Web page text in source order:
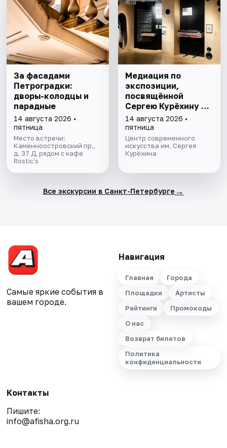
За фасадами
Петроградки:
дворы-колодцы и
парадные
14 августа 2026 •
пятница
Место встречи:
Каменноостровский пр.,
д. 37 Д, рядом с кафе
Rostic`s
Медиация по
экспозиции,
посвящённой
Сергею Курёхину в
формате
музыкальной
гостиной
14 августа 2026 •
пятница
Центр современного
искусства им. Сергея
Курёхина
Все экскурсии в Санкт-Петербурге →
Самые яркие события в
вашем городе.
Навигация
Главная
Города
Площадки
Артисты
Рейтинги
Промокоды
О нас
Возврат билетов
Политика
конфиденциальности
Контакты
Пишите:
info@afisha.org.ru